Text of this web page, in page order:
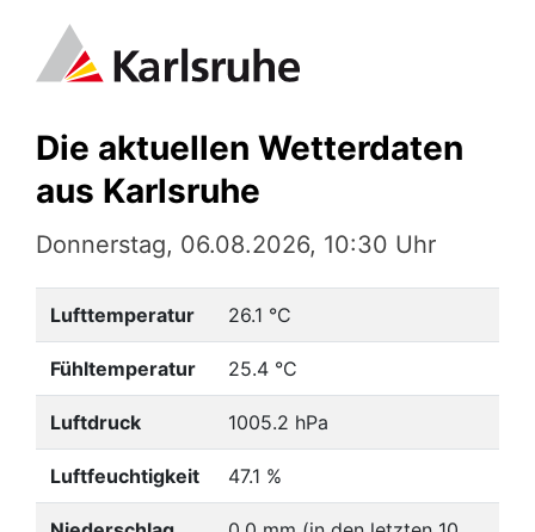
Die aktuellen Wetterdaten
aus Karlsruhe
Donnerstag, 06.08.2026, 10:30 Uhr
Lufttemperatur 26.1 °C
Fühltemperatur 25.4 °C
Luftdruck 1005.2 hPa
Luftfeuchtigkeit 47.1 %